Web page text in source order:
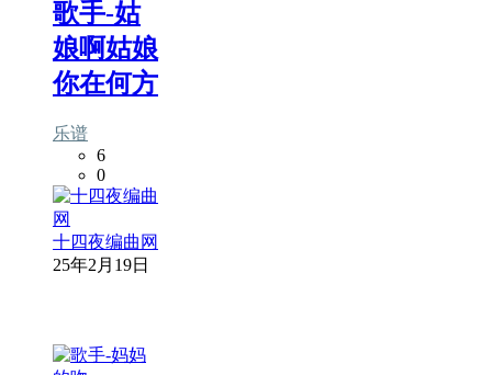
歌手-姑
娘啊姑娘
你在何方
乐谱
6
0
十四夜编曲网
25年2月19日